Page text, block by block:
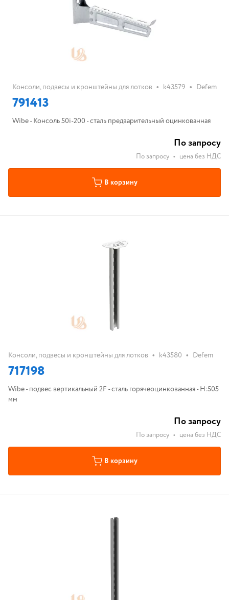
Консоли, подвесы и кронштейны для лотков • k43579 • Defem
791413
Wibe - Консоль 50i-200 - сталь предварительный оцинкованная
По запросу
По запросу • цена без НДС
В корзину
Консоли, подвесы и кронштейны для лотков • k43580 • Defem
717198
Wibe - подвес вертикальный 2F - сталь горячеоцинкованная - H:505
мм
По запросу
По запросу • цена без НДС
В корзину